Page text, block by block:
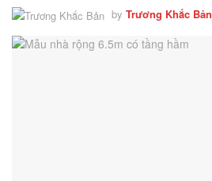
by Trương Khắc Bản